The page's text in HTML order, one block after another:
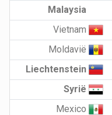
Malaysia
Vietnam
Moldavië
Liechtenstein
Syrië
Mexico